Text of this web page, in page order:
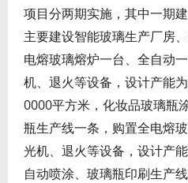
项目分两期实施，其中一期
主要建设智能玻璃生产厂房
电熔玻璃熔炉一台、全自动
机、退火等设备，设计产能
0000平方米，化妆品玻璃瓶
瓶生产线一条，购置全电熔
光机、退火等设备，设计产
自动喷涂、玻璃瓶印刷生产